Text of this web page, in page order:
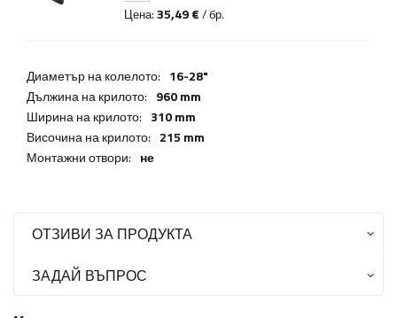
Цена: 35,49 € / бр.
Диаметър на колелото: 16-28"
Дължина на крилото: 960 mm
Ширина на крилото: 310 mm
Височина на крилото: 215 mm
Монтажни отвори: не
ОТЗИВИ ЗА ПРОДУКТА
ЗАДАЙ ВЪПРОС